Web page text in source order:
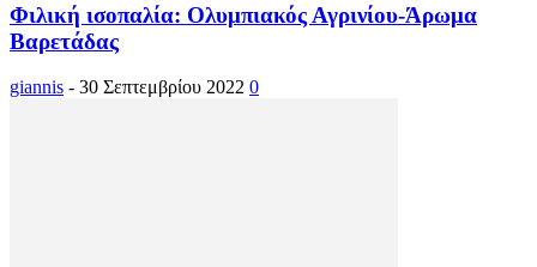
Φιλική ισοπαλία: Ολυμπιακός Αγρινίου-Άρωμα
Βαρετάδας
giannis - 30 Σεπτεμβρίου 2022 0